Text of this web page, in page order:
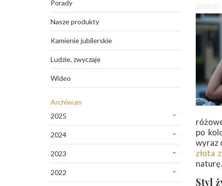
Porady
Nasze produkty
Kamienie jubilerskie
Ludzie, zwyczaje
Wideo
Archiwum
2025
Grudzień
Sierpień
Lipiec
Styczeń
2024
Listopad
Marzec
Luty
2023
Listopad
Październik
2022
Grudzień
2018-
po
wyraz
złota
naturę.
Styl